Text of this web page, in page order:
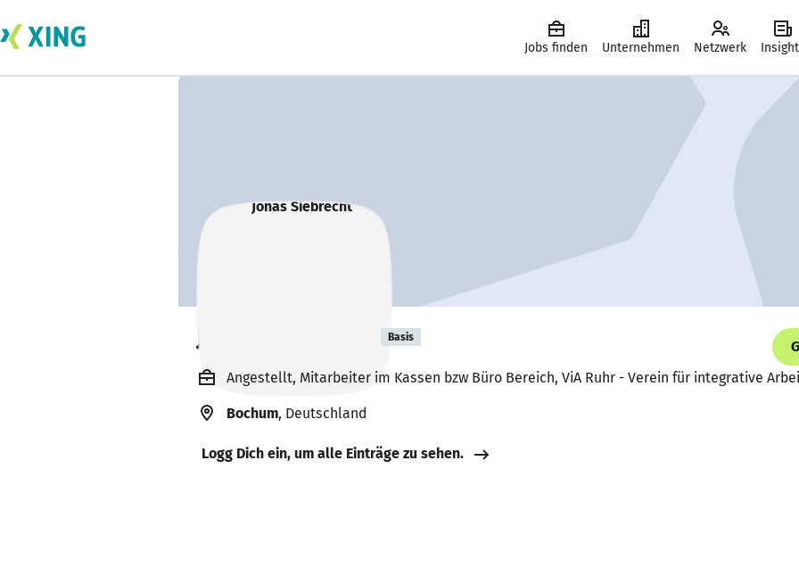
Jobs finden Unternehmen Netzwerk
Jonas Siebrecht Basis
Angestellt, Mitarbeiter im Kassen bzw Büro Bereich, ViA Ruhr - Verein für integrative
Bochum, Deutschland
Logg Dich ein, um alle Einträge zu sehen.